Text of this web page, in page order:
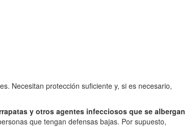
Necesitan protección suficiente y, si es necesario,
y otros agentes infecciosos que se albergan
que tengan defensas bajas. Por supuesto,